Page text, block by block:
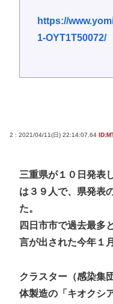
https://
1-OYT1T50072/
2 : 2021/04/11(日) 22:14:07.64
三重県が１０日発表
は３９人で、県発表
た。
四日市市で過去最多
言が出された今年１
クラスター（感染集
体製造の「キオクシ